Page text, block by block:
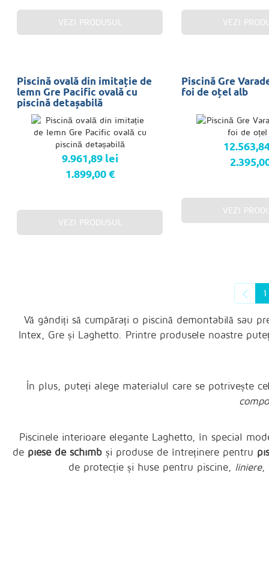
Vă gândiți să cumpărați o piscină demontabilă sau
Intex, Gre și Laghetto. Printre produsele noastre
În plus, puteți alege materialul care se potrivește
Piscinele interioare elegante Laghetto, în special
de piese de schimbși produse de întreținere pentru
de protecție și huse pentru piscine, liniere,
VEZI PRODUSUL VEZI
Piscină ovală din imitație de
lemn Gre Pacific ovală cu
piscină detașabilă
9.961,89 lei
1.899,00 €
VEZI PRODUSUL
Piscină Gre
foi de oțel alb
VEZI
1